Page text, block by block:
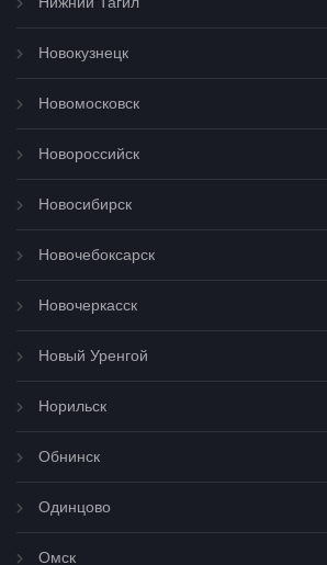
Новокузнецк
Новомосковск
Новороссийск
Новосибирск
Новочебоксарск
Новочеркасск
Новый Уренгой
Норильск
Обнинск
Одинцово
Омск